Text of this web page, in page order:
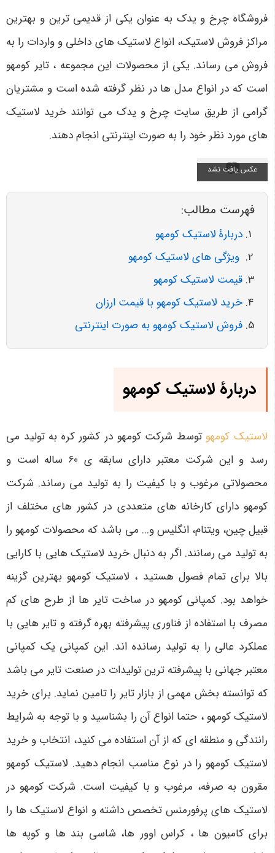
فروشگاه چرخ و یدک به عنوان یکی از قدیمی ترین و بهترین
مراکز فروش لاستیک، انواع لاستیک های داخلی و واردات را به
فروش می رساند. یکی از محصولات این مجموعه ، تایر کومهو
است که در انواع مدل ها در نظر گرفته شده است و مشتریان
گرامی از طریق سایت چرخ و یدک می توانند خرید لاستیک
های مورد نظر خود را به صورت اینترنتی انجام دهند.
فهرست مطالب:
دربارۀ لاستیک کومهو
ویژگی های لاستیک کومهو
قیمت لاستیک کومهو
خرید لاستیک کومهو با قیمت ارزان
فروش لاستیک کومهو به صورت اینترنتی
دربارۀ لاستیک کومهو
لاستیک کومهو توسط شرکت کومهو در کشور کره به تولید می
رسد و این شرکت معتبر دارای سابقه ی 60 ساله است و
محصولاتی مرغوب و با کیفیت را به تولید می رساند. شرکت
کومهو دارای کارخانه های متعددی در کشور های مختلف از
قبیل چین، ویتنام، انگلیس و... می باشد که محصولات کومهو را
به تولید می رسانند. اگر به دنبال خرید لاستیک هایی با کارایی
بالا برای تمام فصول هستید ، لاستیک کومهو بهترین گزینه
خواهد بود. کمپانی کومهو در ساخت تایر ها از طرح های کم
مصرف با استفاده از فناوری پیشرفته بهره گرفته و تایر هایی با
عملکرد عالی را به تولید رسانده اند. این کمپانی یک کمپانی
معتبر جهانی با پیشرفته ترین تولیدات در صنعت تایر می باشد
که توانسته بخش مهمی از بازار تایر را تامین نماید. برای خرید
لاستیک کومهو ، حتما انواع آن را بشناسید و با توجه به شرایط
رانندگی و منطقه ای که از آن استفاده می کنید، انتخاب و خرید
لاستیک کومهو را در نوع مناسب انجام دهید. لاستیک کومهو
مقرون به صرفه، مرغوب و با کیفیت است. شرکت کومهو در
لاستیک های پرفورمنس تخصص داشته و انواع لاستیک ها را
برای کامیون ها ، کراس اوور ها، شاسی بند ها و کوپه ها